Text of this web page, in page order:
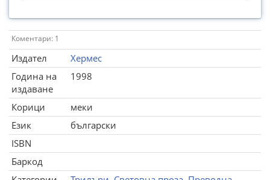
Коментари: 1
Издател
Хермес
Година на
издаване
1998
Корици
меки
Език
български
ISBN
Баркод